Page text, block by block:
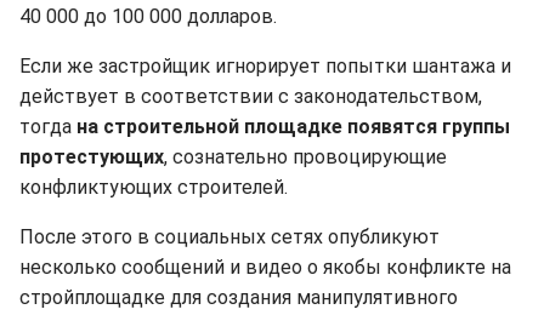
40 000 до 100 000 долларов.
Если же застройщик игнорирует попытки шантажа и
действует в соответствии с законодательством,
тогда на строительной площадке появятся группы
протестующих, сознательно провоцирующие
конфликтующих строителей.
После этого в социальных сетях опубликуют
несколько сообщений и видео о якобы конфликте на
стройплощадке для создания манипулятивного